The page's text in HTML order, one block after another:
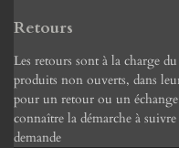
Retours
Les retours sont à la charge
produits non ouverts, dans
pour un retour ou un
connaître la démarche à
demande